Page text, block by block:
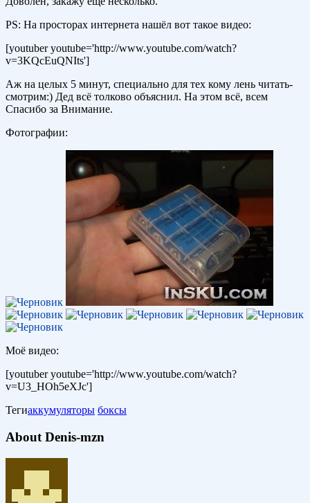
PS: На просторах интернета нашёл вот такое видео:
[youtuber youtube='http://www.youtube.com/watch?
v=3KQcEuQNIts']
Аж на целых 5 минут, специально для тех кому лень читать-
смотрим:) Дед всё толково объяснил. На этом всё, всем
Спасибо за Внимание.
Фотографии:
Моё видео:
[youtuber youtube='http://www.youtube.com/watch?
v=U3_HOh5eXJc']
Тегиаккумуляторы боксы
About Denis-mzn